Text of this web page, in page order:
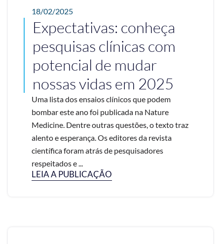
18/02/2025
Expectativas: conheça
pesquisas clínicas com
potencial de mudar
nossas vidas em 2025
Uma lista dos ensaios clínicos que podem
bombar este ano foi publicada na Nature
Medicine. Dentre outras questões, o texto traz
alento e esperança. Os editores da revista
científica foram atrás de pesquisadores
respeitados e ...
LEIA A PUBLICAÇÃO